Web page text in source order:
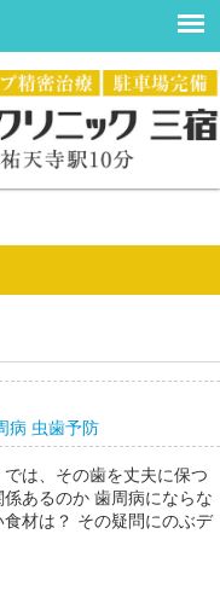
病 虫歯予防
は、その歯を丈夫に保つ
あるのか 歯周病にならな
材は？ その疑問にのぶデ